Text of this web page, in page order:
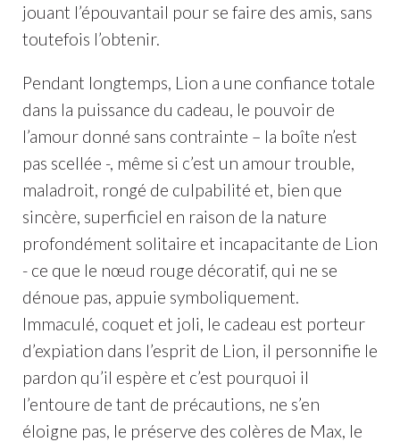
jouant l’épouvantail pour se faire des amis, sans
toutefois l’obtenir.
Pendant longtemps, Lion a une confiance totale
dans la puissance du cadeau, le pouvoir de
l’amour donné sans contrainte – la boîte n’est
pas scellée -, même si c’est un amour trouble,
maladroit, rongé de culpabilité et, bien que
sincère, superficiel en raison de la nature
profondément solitaire et incapacitante de Lion
- ce que le nœud rouge décoratif, qui ne se
dénoue pas, appuie symboliquement.
Immaculé, coquet et joli, le cadeau est porteur
d’expiation dans l’esprit de Lion, il personnifie le
pardon qu’il espère et c’est pourquoi il
l’entoure de tant de précautions, ne s’en
éloigne pas, le préserve des colères de Max, le